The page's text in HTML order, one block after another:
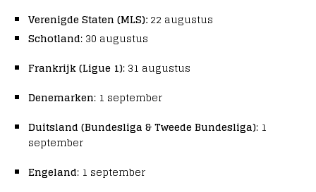
Verenigde Staten (MLS): 22 augustus
Schotland: 30 augustus
Frankrijk (Ligue 1): 31 augustus
Denemarken: 1 september
Duitsland (Bundesliga & Tweede Bundesliga): 1
september
Engeland: 1 september